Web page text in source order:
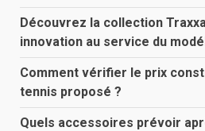
Découvrez la collection
innovation au service du
Comment vérifier le prix
tennis proposé ?
Quels accessoires prévoir